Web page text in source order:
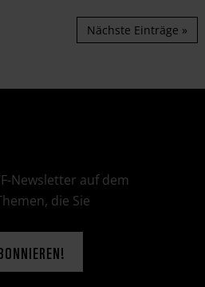
Nächste Einträge »
Newsletter auf dem
die Sie